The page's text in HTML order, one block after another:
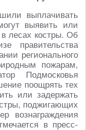
выплачивать
выявить или
лесах костры. Об
правительства
регионального
пожарам,
Подмосковья
поощрять тех
или задержать
поджигающих
вознаграждения
в пресс-